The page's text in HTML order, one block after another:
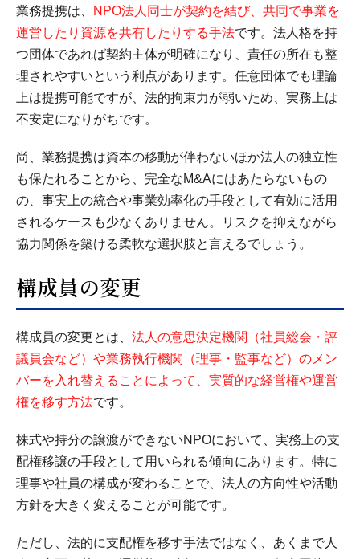
業務提携は、
NPO法人同士が契約を結び、共同で事業を
運営したり資源を共有したりする手法です。法人格を持
つ団体であれば契約主体が明確になり、責任の所在も整
理されやすいという利点があります。任意団体でも理論
上は提携可能ですが、法的拘束力が弱いため、実務上は
不安定になりがちです。
尚、業務提携は資本の移動が伴わないほか法人の独立性
も保たれることから、完全なM&Aにはあたらないもの
の、事実上の統合や事業効率化の手段として有効に活用
されるケースも少なくありません。リスクを抑えながら
協力関係を築ける柔軟な選択肢と言えるでしょう。
構成員の変更
構成員の変更とは、 法人の意思決定機関（社員総会・評
議員会など）や業務執行機関（理事・監事など）のメン
バーを入れ替えることによって、実質的な経営権や運営
権を移す方法です。
株式や持分の譲渡ができないNPOにおいて、実務上の支
配権移譲の手段として用いられる傾向にあります。特に
理事や社員の構成が変わることで、法人の方向性や活動
方針を大きく変えることが可能です。
ただし、法的に支配権を移す手法ではなく、あくまで人